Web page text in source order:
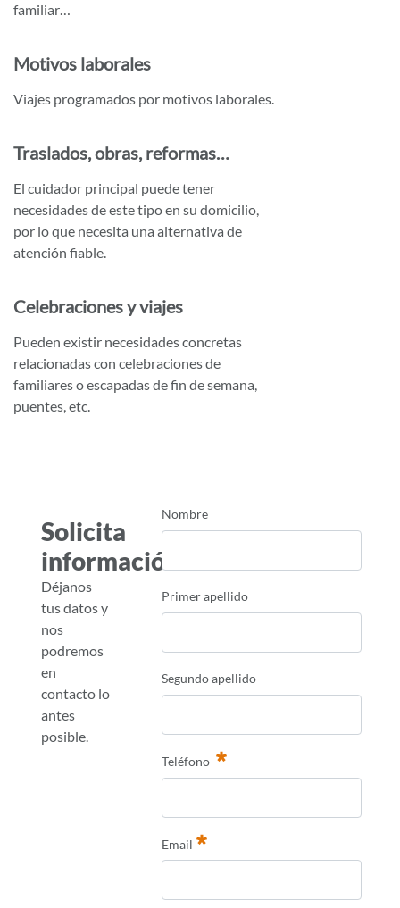
familiar…
Motivos laborales
Viajes programados por motivos laborales.
Traslados, obras, reformas…
El cuidador principal puede tener
necesidades de este tipo en su domicilio,
por lo que necesita una alternativa de
atención fiable.
Celebraciones y viajes
Pueden existir necesidades concretas
relacionadas con celebraciones de
familiares o escapadas de fin de semana,
puentes, etc.
Solicita
información
Déjanos
tus datos y
nos
podremos
en
contacto lo
antes
posible.
Nombre
Primer apellido
Segundo apellido
Teléfono
Email